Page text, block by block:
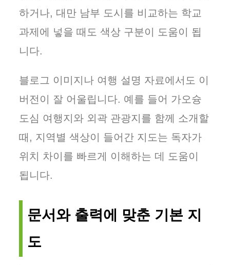
하거나, 대만 남부 도시를 비교하는 학교
과제에 넣을 때도 색상 구분이 도움이 됩
니다.
블로그 이미지나 여행 설명 자료에서도 이
버전이 잘 어울립니다. 예를 들어 가오슝
도심 여행지와 외곽 관광지를 함께 소개할
때, 지역별 색상이 들어간 지도는 독자가
위치 차이를 빠르게 이해하는 데 도움이
됩니다.
문서와 출력에 맞춘 기본 지
도